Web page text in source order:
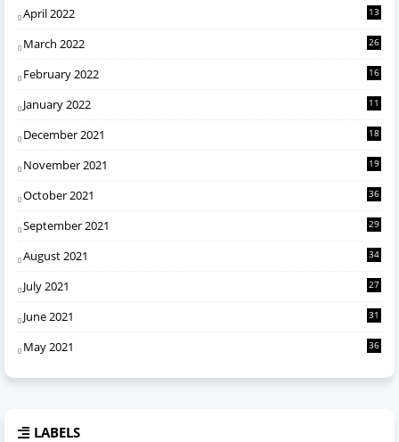
April 2022 13
March 2022 26
February 2022 16
January 2022 11
December 2021 18
November 2021 19
October 2021 36
September 2021 29
August 2021 34
July 2021 27
June 2021 31
May 2021 36
LABELS